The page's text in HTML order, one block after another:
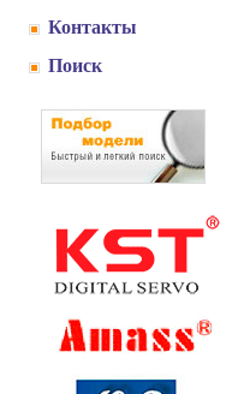
Контакты
Поиск